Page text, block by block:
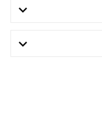

